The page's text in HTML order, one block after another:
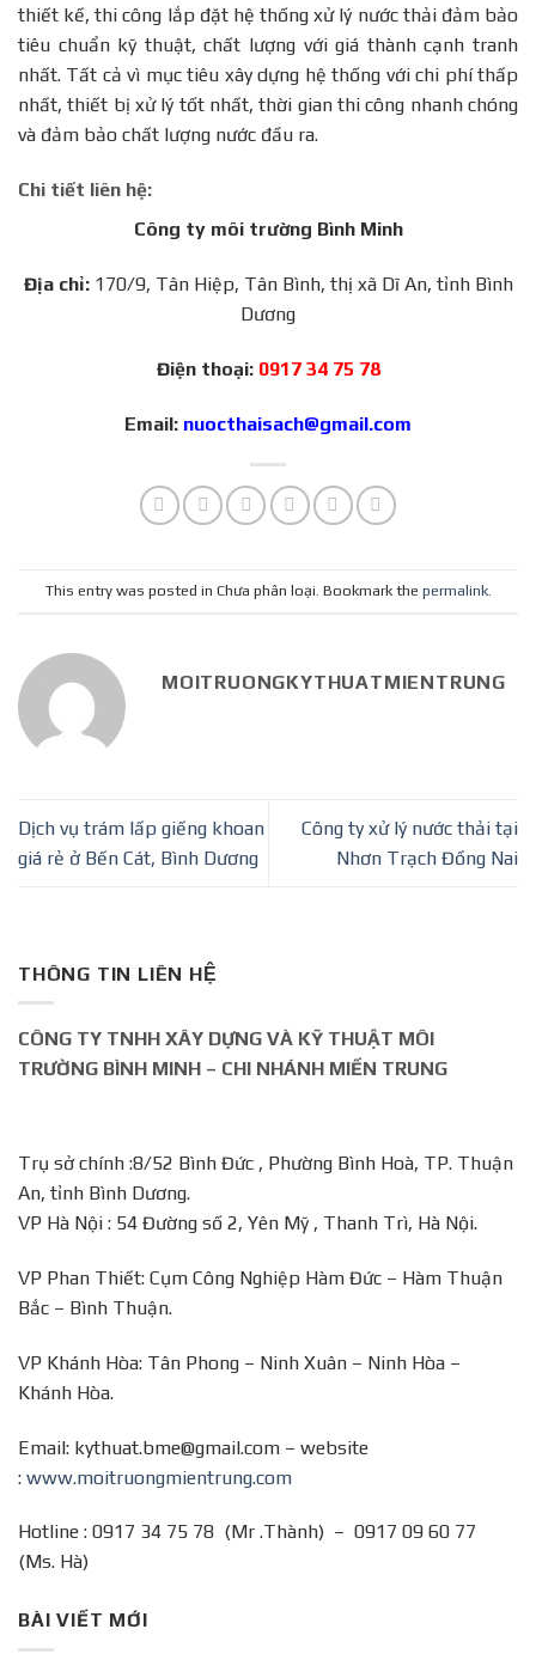
thiết kế, thi công lắp đặt hệ thống xử lý nước thải đảm bảo
tiêu chuẩn kỹ thuật, chất lượng với giá thành cạnh tranh
nhất. Tất cả vì mục tiêu xây dựng hệ thống với chi phí thấp
nhất, thiết bị xử lý tốt nhất, thời gian thi công nhanh chóng
và đảm bảo chất lượng nước đầu ra.
Chi tiết liên hệ:
Công ty môi trường Bình Minh
Địa chỉ:170/9, Tân Hiệp, Tân Bình, thị xã Dĩ An, tỉnh Bình
Dương
Điện thoại: 0917 34 75 78
Email: nuocthaisach@gmail.com
This entry was posted in Chưa phân loại. Bookmark the permalink.
MOITRUONGKYTHUATMIENTRUNG
Dịch vụ trám lấp giếng khoan
giá rẻ ở Bến Cát, Bình Dương
Công ty xử lý nước thải tại
Nhơn Trạch Đồng Nai
THÔNG TIN LIÊN HỆ
CÔNG TY TNHH XÂY DỰNG VÀ KỸ THUẬT MÔI
TRƯỜNG BÌNH MINH – CHI NHÁNH MIỀN TRUNG
Trụ sở chính :8/52 Bình Đức , Phường Bình Hoà, TP. Thuận
An, tỉnh Bình Dương.
VP Hà Nội : 54 Đường số 2, Yên Mỹ , Thanh Trì, Hà Nội.
VP Phan Thiết: Cụm Công Nghiệp Hàm Đức – Hàm Thuận
Bắc – Bình Thuận.
VP Khánh Hòa: Tân Phong – Ninh Xuân – Ninh Hòa –
Khánh Hòa.
Email: kythuat.bme@gmail.com – website
: www.moitruongmientrung.com
Hotline : 0917 34 75 78 (Mr .Thành) – 0917 09 60 77
(Ms. Hà)
BÀI VIẾT MỚI